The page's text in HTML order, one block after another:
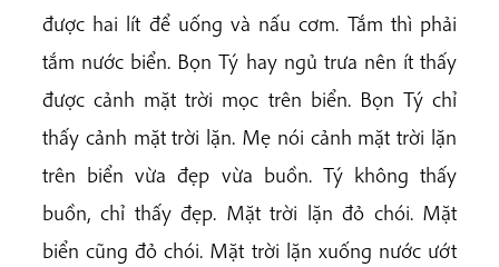
được hai lít để uống và nấu cơm. Tắm thì phải
tắm nước biển. Bọn Tý hay ngủ trưa nên ít thấy
được cảnh mặt trời mọc trên biển. Bọn Tý chỉ
thấy cảnh mặt trời lặn. Mẹ nói cảnh mặt trời lặn
trên biển vừa đẹp vừa buồn. Tý không thấy
buồn, chỉ thấy đẹp. Mặt trời lặn đỏ chói. Mặt
biển cũng đỏ chói. Mặt trời lặn xuống nước ướt